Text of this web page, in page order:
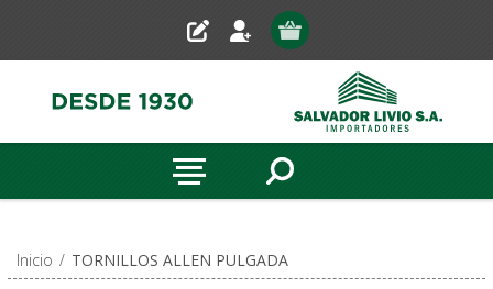
Inicio / TORNILLOS ALLEN PULGADA